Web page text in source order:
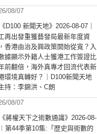
08/07
《D100 新聞天地》2026-08-07｜
再出發重獲藝發局最新年度資
香港由治及興政策開始從寬？入
據顯示外籍人士獲港工作簽證比
前翻倍，海外真專才回流代表新
環境真轉好？｜D100新聞天地
主持：李錦洪、C朗
08/07
《蔣權天下之術數通識》2026-08-
第44季第10集:「歴史與術數的